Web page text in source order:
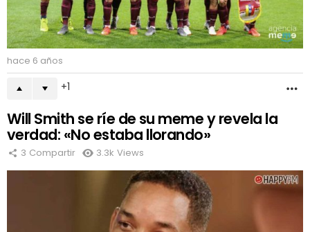
hace 6 años
1
Will Smith se ríe de su meme y revela la
verdad: «No estaba llorando»
3 Compartir 3.3k Views